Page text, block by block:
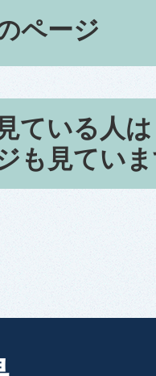
ページ
ている人は
も見てい